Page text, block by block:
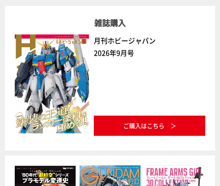
雑誌購入
月刊ホビージャパン
2026年9月号
ご購入はこちら